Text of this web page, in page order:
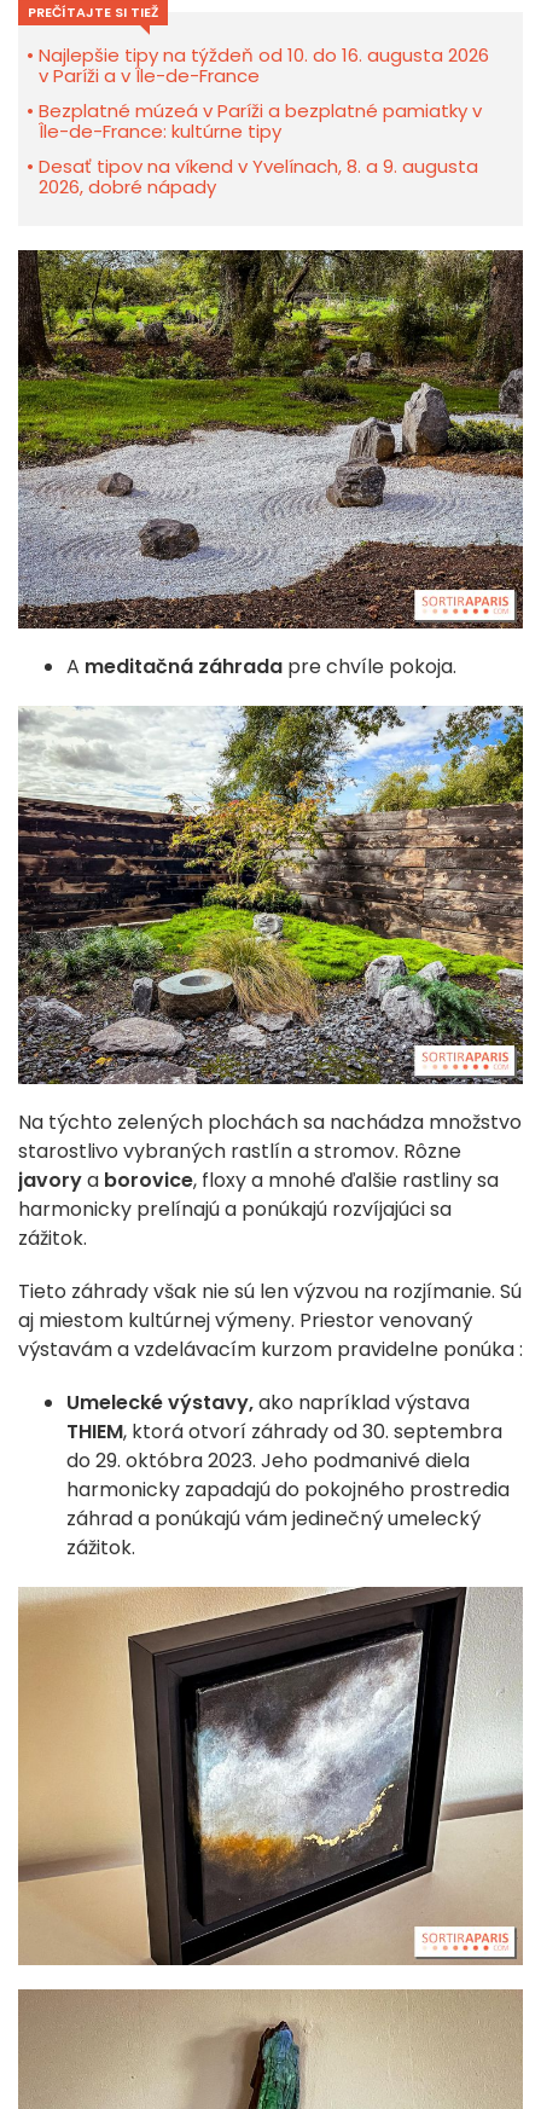
PREČÍTAJTE SI TIEŽ
Najlepšie tipy na týždeň od 10. do 16. augusta 2026
v Paríži a v Île-de-France
Bezplatné múzeá v Paríži a bezplatné pamiatky v
Île-de-France: kultúrne tipy
Desať tipov na víkend v Yvelínach, 8. a 9. augusta
2026, dobré nápady
A meditačná záhrada pre chvíle pokoja.
Na týchto zelených plochách sa nachádza množstvo
starostlivo vybraných rastlín a stromov. Rôzne
javorya borovice, floxy a mnohé ďalšie rastliny sa
harmonicky prelínajú a ponúkajú rozvíjajúci sa
zážitok.
Tieto záhrady však nie sú len výzvou na rozjímanie. Sú
aj miestom kultúrnej výmeny. Priestor venovaný
výstavám a vzdelávacím kurzom pravidelne ponúka :
Umelecké výstavy,ako napríklad výstava
THIEM, ktorá otvorí záhrady od 30. septembra
do 29. októbra 2023. Jeho podmanivé diela
harmonicky zapadajú do pokojného prostredia
záhrad a ponúkajú vám jedinečný umelecký
zážitok.